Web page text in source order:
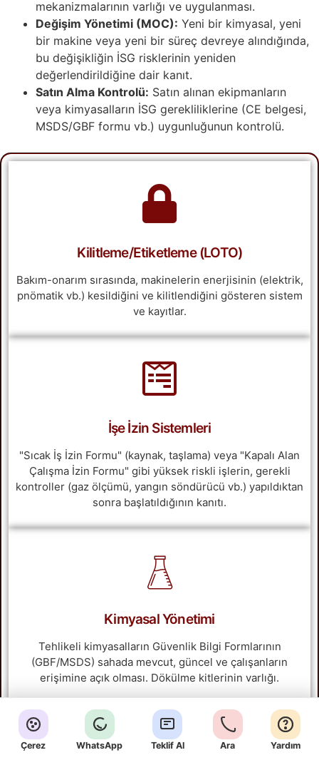
mekanizmalarının varlığı ve uygulanması.
Değişim Yönetimi (MOC): Yeni bir kimyasal, yeni
bir makine veya yeni bir süreç devreye alındığında,
bu değişikliğin İSG risklerinin yeniden
değerlendirildiğine dair kanıt.
Satın Alma Kontrolü: Satın alınan ekipmanların
veya kimyasalların İSG gerekliliklerine (CE belgesi,
MSDS/GBF formu vb.) uygunluğunun kontrolü.
Kilitleme/Etiketleme (LOTO)
Bakım-onarım sırasında, makinelerin enerjisinin (elektrik,
pnömatik vb.) kesildiğini ve kilitlendiğini gösteren sistem
ve kayıtlar.
İşe İzin Sistemleri
"Sıcak İş İzin Formu" (kaynak, taşlama) veya "Kapalı Alan
Çalışma İzin Formu" gibi yüksek riskli işlerin, gerekli
kontroller (gaz ölçümü, yangın söndürücü vb.) yapıldıktan
sonra başlatıldığının kanıtı.
Kimyasal Yönetimi
Tehlikeli kimyasalların Güvenlik Bilgi Formlarının
(GBF/MSDS) sahada mevcut, güncel ve çalışanların
erişimine açık olması. Dökülme kitlerinin varlığı.
Çerez WhatsApp Teklif Al Ara Yardım